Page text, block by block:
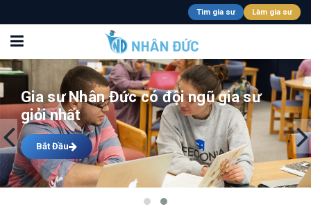
Tìm gia sư Làm gia sư
Quý phụ huynh muốn tìm GIA SƯ
giỏi nhất?
Bắt Đầu